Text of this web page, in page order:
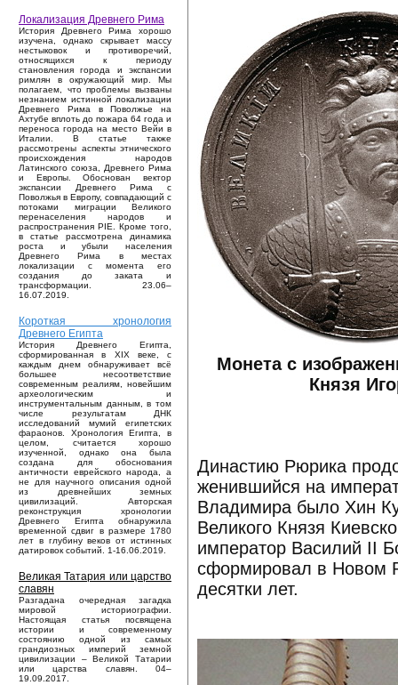
Локализация Древнего Рима
История Древнего Рима хорошо
изучена, однако скрывает массу
нестыковок и противоречий,
относящихся к периоду
становления города и экспансии
римлян в окружающий мир. Мы
полагаем, что проблемы вызваны
незнанием истинной локализации
Древнего Рима в Поволжье на
Ахтубе вплоть до пожара 64 года и
переноса города на место Вейи в
Италии. В статье также
рассмотрены аспекты этнического
происхождения народов
Латинского союза, Древнего Рима
и Европы. Обоснован вектор
экспансии Древнего Рима с
Поволжья в Европу, совпадающий с
потоками миграции Великого
перенаселения народов и
распространения PIE. Кроме того,
в статье рассмотрена динамика
роста и убыли населения
Древнего Рима в местах
локализации с момента его
создания до заката и
трансформации. 23.06–
16.07.2019.
Короткая хронология
Древнего Египта
История Древнего Египта,
сформированная в XIX веке, с
каждым днем обнаруживает всё
большее несоответствие
современным реалиям, новейшим
археологическим и
инструментальным данным, в том
числе результатам ДНК
исследований мумий египетских
фараонов. Хронология Египта, в
целом, считается хорошо
изученной, однако она была
создана для обоснования
античности еврейского народа, а
не для научного описания одной
из древнейших земных
цивилизаций. Авторская
реконструкция хронологии
Древнего Египта обнаружила
временной сдвиг в размере 1780
лет в глубину веков от истинных
датировок событий. 1-16.06.2019.
Великая Татария или царство
славян
Разгадана очередная загадка
мировой историографии.
Настоящая статья посвящена
истории и современному
состоянию одной из самых
грандиозных империй земной
цивилизации – Великой Татарии
или царства славян. 04–
19.09.2017.
Монета с
Князя
Династию Рюрика
женившийся на
Владимира было Хин
Великого Князя
император Василий II
сформировал в Новом
десятки лет.